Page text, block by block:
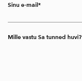
Sinu e-mail
Mille vastu Sa tunned huvi?